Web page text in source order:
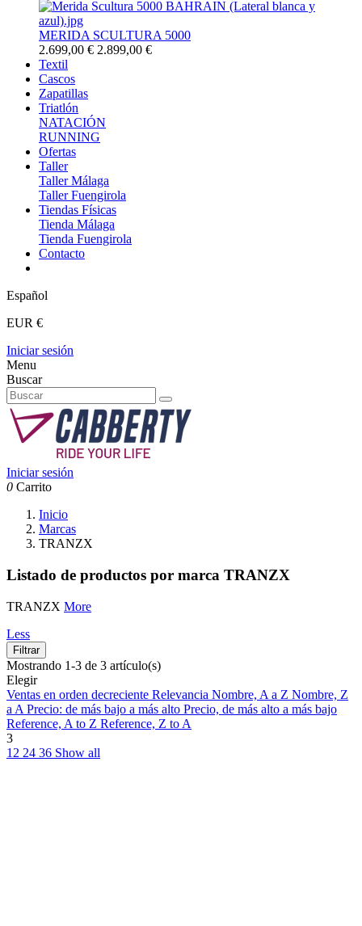
MERIDA SCULTURA 5000
2.699,00 € 2.899,00 €
Textil
Cascos
Zapatillas
Triatlón
NATACIÓN
RUNNING
Ofertas
Taller
Taller Málaga
Taller Fuengirola
Tiendas Físicas
Tienda Málaga
Tienda Fuengirola
Contacto
Español
EUR €
Iniciar sesión
Menu
Buscar
Iniciar sesión
0 Carrito
Inicio
Marcas
TRANZX
Listado de productos por marca TRANZX
TRANZX More
Less
Filtrar
Mostrando 1-3 de 3 artículo(s)
Elegir
Ventas en orden decreciente Relevancia Nombre, A a Z Nombre, Z
a A Precio: de más bajo a más alto Precio, de más alto a más bajo
Reference, A to Z Reference, Z to A
3
12 24 36 Show all